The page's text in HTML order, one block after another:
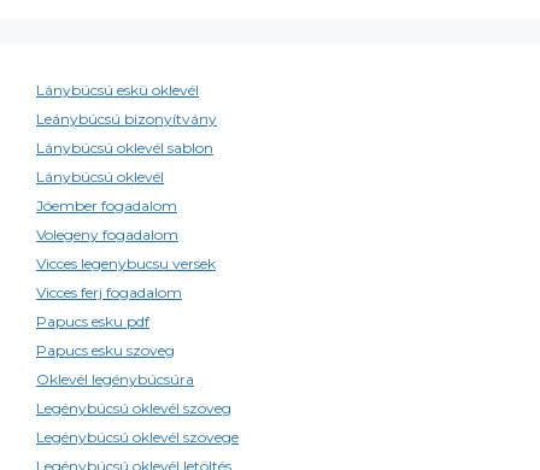
Lánybúcsú eskü oklevél
Leánybúcsú bizonyítvány
Lánybúcsú oklevél sablon
Lánybúcsú oklevél
Jóember fogadalom
Volegeny fogadalom
Vicces legenybucsu versek
Vicces ferj fogadalom
Papucs esku pdf
Papucs esku szoveg
Oklevél legénybúcsúra
Legénybúcsú oklevél szöveg
Legénybúcsú oklevél szövege
Legénybúcsú oklevél letöltés